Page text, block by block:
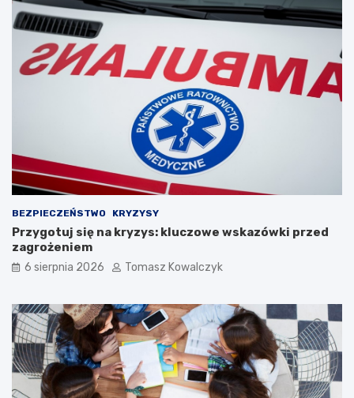
BEZPIECZEŃSTWO KRYZYSY
Przygotuj się na kryzys: kluczowe wskazówki przed
zagrożeniem
6 sierpnia 2026 Tomasz Kowalczyk